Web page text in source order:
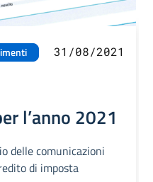
31/08/2021
l’anno 2021
delle comunicazioni
di imposta